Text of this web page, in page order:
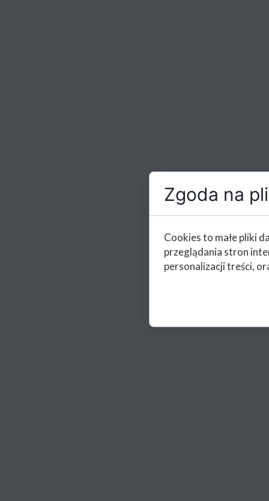
Zgoda na
Cookies to małe pliki
przeglądania stron
personalizacji treści,